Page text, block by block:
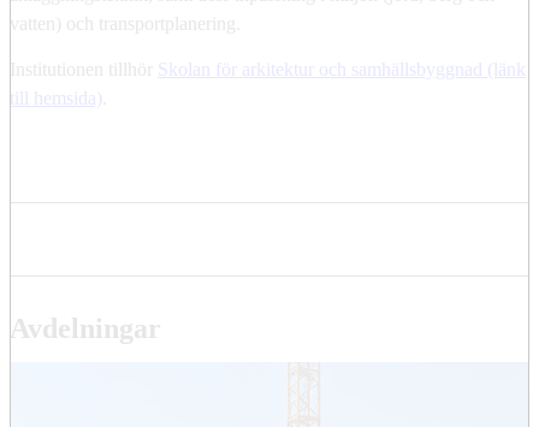
vatten) och transportplanering.
Institutionen tillhör
Skolan för arkitektur och samhällsbyggnad (länk
till hemsida)
Avdelningar